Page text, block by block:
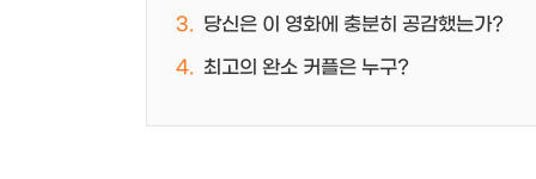
당신은 이 영화에 충분히 공감했는가?
최고의 완소 커플은 누구?